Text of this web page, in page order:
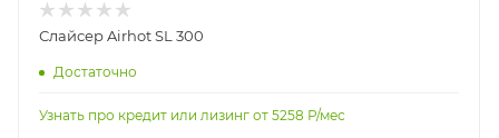
Слайсер Airhot SL 300
Достаточно
Узнать про кредит или лизинг от 5258 Р/мес